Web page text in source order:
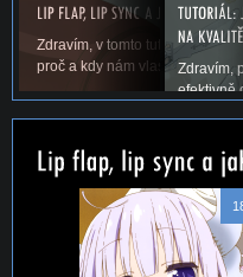
Zdravím, v tomto tutoriálu si
proč a kdy nám vlastně v AMV
Zdravím,
efektivně